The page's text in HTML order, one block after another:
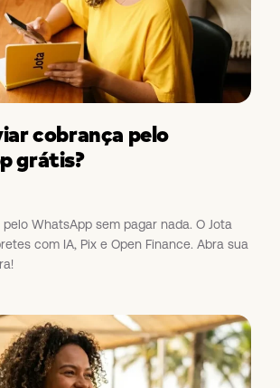
cobrança pelo
grátis?
WhatsApp sem pagar nada. O Jota
com IA, Pix e Open Finance. Abra sua